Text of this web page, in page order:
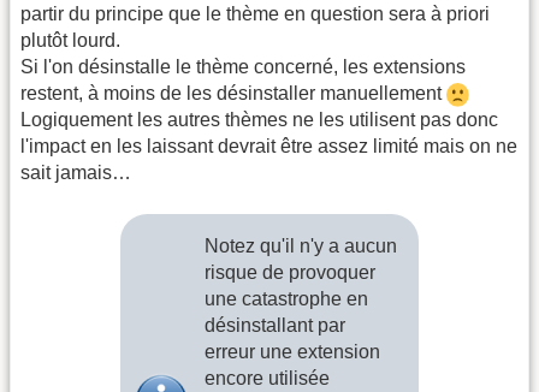
partir du principe que le thème en question sera à priori
plutôt lourd.
Si l'on désinstalle le thème concerné, les extensions
restent, à moins de les désinstaller manuellement
Logiquement les autres thèmes ne les utilisent pas donc
l'impact en les laissant devrait être assez limité mais on ne
sait jamais…
Notez qu'il n'y a aucun
risque de provoquer
une catastrophe en
désinstallant par
erreur une extension
encore utilisée